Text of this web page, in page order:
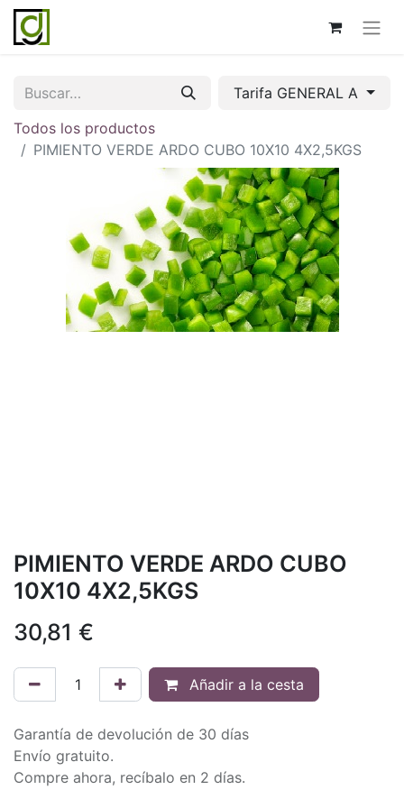
Tarifa GENERAL A
Todos los productos
PIMIENTO VERDE ARDO CUBO 10X10 4X2,5KGS
PIMIENTO VERDE ARDO CUBO
10X10 4X2,5KGS
30,81 €
Añadir a la cesta
Garantía de devolución de 30 días
Envío gratuito.
Compre ahora, recíbalo en 2 días.